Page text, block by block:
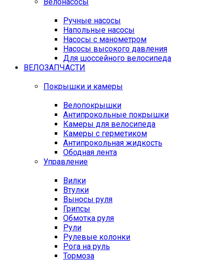
Ручные насосы
Напольные насосы
Насосы с манометром
Насосы высокого давления
Для шоссейного велосипеда
ВЕЛОЗАПЧАСТИ
Покрышки и камеры
Велопокрышки
Антипрокольные покрышки
Камеры для велосипеда
Камеры с герметиком
Антипрокольная жидкость
Ободная лента
Управление
Вилки
Втулки
Выносы руля
Грипсы
Обмотка руля
Рули
Рулевые колонки
Рога на руль
Тормоза